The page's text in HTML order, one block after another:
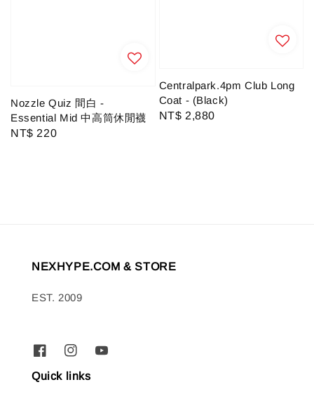
Nozzle Quiz 間白 -
Essential Mid 中高筒休閒襪
Regular
NT$ 220
Centralpark.4pm Club Long
Coat - (Black)
Regular
NT$ 2,880
NEXHYPE.COM & STORE
EST. 2009
Quick links